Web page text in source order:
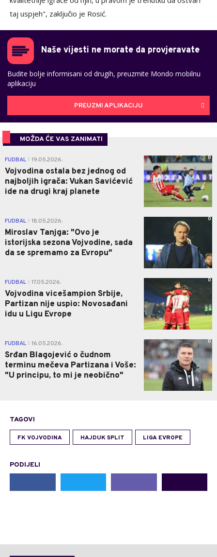
taj uspjeh", zaključio je Rosić.
Naše vijesti ne morate da provjeravate
Budite bolje informisani od drugih, preuzmite Mondo mobilnu
aplikaciju
PREUZMI APLIKACIJU
MOŽDA ĆE VAS ZANIMATI
FUDBAL 19.05.2026.
Vojvodina ostala bez jednog od
najboljih igrača: Vukan Savićević
ide na drugi kraj planete
0
FUDBAL 18.05.2026.
Miroslav Tanjga: "Ovo je
istorijska sezona Vojvodine, sada
da se spremamo za Evropu"
0
FUDBAL 17.05.2026.
Vojvodina vicešampion Srbije,
Partizan nije uspio: Novosađani
idu u Ligu Evrope
0
FUDBAL 16.05.2026.
Srđan Blagojević o čudnom
terminu mečeva Partizana i Voše:
"U principu, to mi je neobično"
0
TAGOVI
FK VOJVODINA HAJDUK SPLIT LIGA EVROPE
PODIJELI